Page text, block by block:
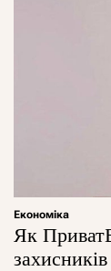
Економіка
Як